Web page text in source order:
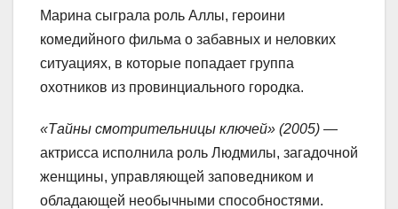
Марина сыграла роль Аллы, героини
комедийного фильма о забавных и неловких
ситуациях, в которые попадает группа
охотников из провинциального городка.
«Тайны смотрительницы ключей» (2005) —
актрисса исполнила роль Людмилы, загадочной
женщины, управляющей заповедником и
обладающей необычными способностями.